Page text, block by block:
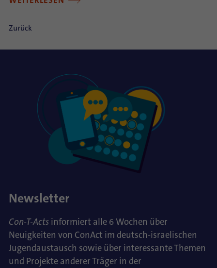
Zurück
Newsletter
Con-T-Acts informiert alle 6 Wochen über
Neuigkeiten von ConAct im deutsch-israelischen
Jugendaustausch sowie über interessante Themen
und Projekte anderer Träger in der